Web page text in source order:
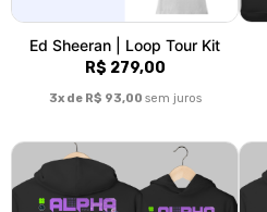
Ed Sheeran | Loop Tour Kit
R$ 279,00
3x de R$ 93,00 sem juros